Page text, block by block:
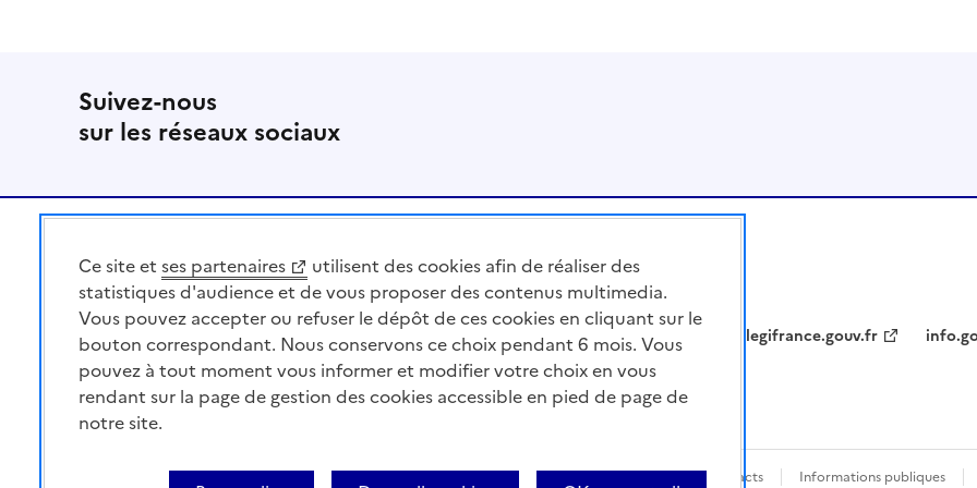
Suivez-nous
sur les réseaux sociaux
Pied de page
MINISTÈRE
DE L'AGRICULTURE
DE L'AGRO-ALIMENTAIRE
ET DE LA SOUVERAINETÉ
ALIMENTAIRE
legifrance.gouv.fr
Plan du site Accessibilité : partiellement conforme Questions fréquentes / Contacts Informations publiques
Ce site et ses partenaires
utilisent des cookies afin de réaliser des
statistiques d'audience et de vous proposer des contenus multimedia.
Vous pouvez accepter ou refuser le dépôt de ces cookies en cliquant sur le
bouton correspondant. Nous conservons ce choix pendant 6 mois. Vous
pouvez à tout moment vous informer et modifier votre choix en vous
rendant sur la page de gestion des cookies accessible en pied de page de
notre site.